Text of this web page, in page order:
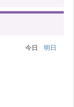
今日 明日